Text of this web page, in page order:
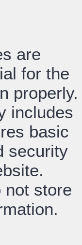
are
for the
properly.
includes
basic
security
not store